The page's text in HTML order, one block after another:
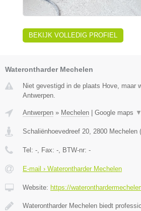
BEKIJK VOLLEDIG PROFIEL
Waterontharder Mechelen
Niet gevestigd in de plaats Hove, maar
Antwerpen.
Antwerpen » Mechelen Google maps ▼
Schaliënhoevedreef 20, 2800 Mechelen (
Tel: -, Fax: -, BTW-nr: -
E-mail › Waterontharder Mechelen
Website: https://
Waterontharder Mechelen biedt